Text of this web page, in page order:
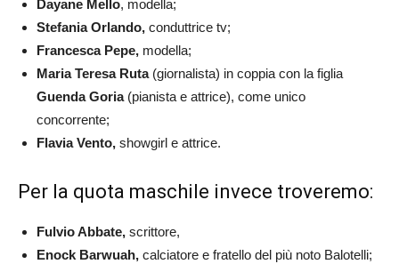
Dayane Mello, modella;
Stefania Orlando, conduttrice tv;
Francesca Pepe, modella;
Maria Teresa Ruta (giornalista) in coppia con la figlia
Guenda Goria (pianista e attrice), come unico
concorrente;
Flavia Vento, showgirl e attrice.
Per la quota maschile invece troveremo:
Fulvio Abbate, scrittore,
Enock Barwuah, calciatore e fratello del più noto Balotelli;